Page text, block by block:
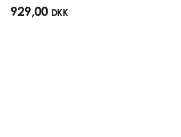
929,00 DKK